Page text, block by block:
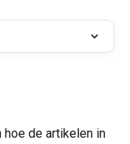
hoe de artikelen in